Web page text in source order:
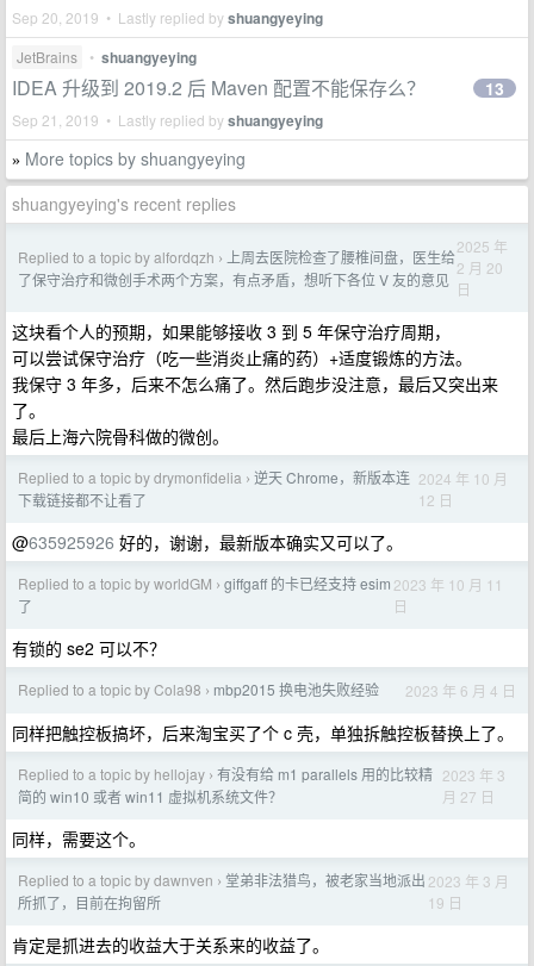
Sep 20, 2019 • Lastly replied byshuangyeying
JetBrains • shuangyeying
IDEA 升级到 2019.2 后 Maven 配置不能保存么？
Sep 21, 2019 • Lastly replied byshuangyeying
13
» More topics by shuangyeying
shuangyeying's recent replies
Replied to a topic by alfordqzh ›
上周去医院检查了腰椎间盘，医生给
了保守治疗和微创手术两个方案，有点矛盾，想听下各位 V 友的意见
2025 年
2 月 20
日
这块看个人的预期，如果能够接收 3 到 5 年保守治疗周期，
可以尝试保守治疗（吃一些消炎止痛的药）+适度锻炼的方法。
我保守 3 年多，后来不怎么痛了。然后跑步没注意，最后又突出来
了。
最后上海六院骨科做的微创。
Replied to a topic by drymonfidelia › 逆天 Chrome，新版本连
下载链接都不让看了
2024 年 10 月
12 日
@635925926 好的，谢谢，最新版本确实又可以了。
Replied to a topic by worldGM › giffgaff 的卡已经支持 esim
了
2023 年 10 月 11
日
有锁的 se2 可以不？
Replied to a topic by Cola98 › mbp2015 换电池失败经验 2023 年 6 月 4 日
同样把触控板搞坏，后来淘宝买了个 c 壳，单独拆触控板替换上了。
Replied to a topic by hellojay › 有没有给 m1 parallels 用的比较精
简的 win10 或者 win11 虚拟机系统文件？
2023 年 3
月 27 日
同样，需要这个。
Replied to a topic by dawnven › 堂弟非法猎鸟，被老家当地派出
所抓了，目前在拘留所
2023 年 3 月
19 日
肯定是抓进去的收益大于关系来的收益了。